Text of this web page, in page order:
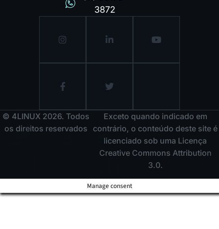
3872
© 4LINUX 2026. Todos
os direitos reservados
Exceto quando indicado em
contrário, o conteúdo deste site é
licenciado sob uma Licença
Creative Commons Attribution
3.0.
Manage consent